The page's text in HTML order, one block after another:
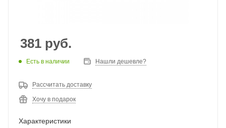
381 руб.
Есть в наличии Нашли дешевле?
Рассчитать доставку
Хочу в подарок
Характеристики